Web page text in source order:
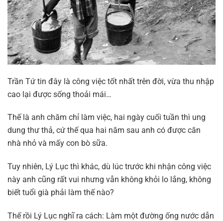
Trần Tứ tin đây là công việc tốt nhất trên đời, vừa thu nhập
cao lại được sống thoải mái…
Thế là anh chăm chỉ làm việc, hai ngày cuối tuần thì ung
dung thư thả, cứ thế qua hai năm sau anh có được căn
nhà nhỏ và mấy con bò sữa.
Tuy nhiên, Lý Lục thì khác, dù lúc trước khi nhận công việc
này anh cũng rất vui nhưng vẫn không khỏi lo lắng, không
biết tuổi già phải làm thế nào?
Thế rồi Lý Lục nghĩ ra cách: Làm một đường ống nước dẫn